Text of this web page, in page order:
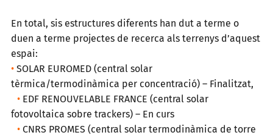
En total, sis estructures diferents han dut a terme o
duen a terme projectes de recerca als terrenys d’aquest
espai:
• SOLAR EUROMED (central solar
tèrmica/termodinàmica per concentració) – Finalitzat,
• EDF RENOUVELABLE FRANCE (central solar
fotovoltaica sobre trackers) – En curs
• CNRS PROMES (central solar termodinàmica de torre